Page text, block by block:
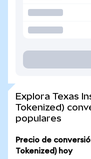
Explora Texas
Tokenized)
populares
Precio de
Tokenized) hoy